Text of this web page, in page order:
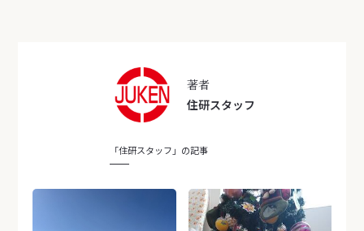
著者
住研スタッフ
「住研スタッフ」の記事